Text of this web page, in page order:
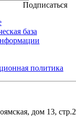
Подписаться
база
политика
дом 13, стр.2